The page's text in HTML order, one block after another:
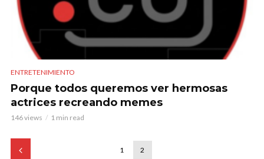
ENTRETENIMIENTO
Porque todos queremos ver hermosas
actrices recreando memes
146 views 1 min read
1 2